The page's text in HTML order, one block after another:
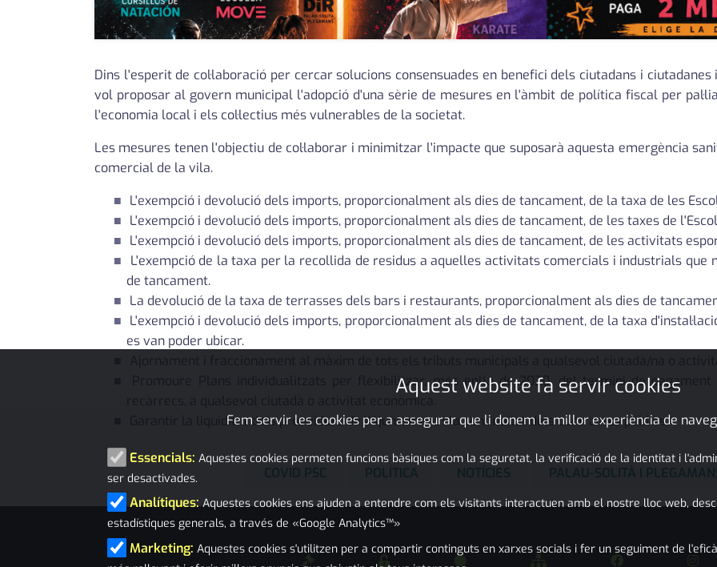
Dins l'esperit de col·laboració per cercar solucions consensuades en benefici dels ciutadans i
vol proposar al govern municipal l'adopció d'una sèrie de mesures en l'àmbit de política fiscal per
l'economia local i els col·lectius més vulnerables de la societat.
Les mesures tenen l'objectiu de col·laborar i minimitzar l'impacte que suposarà aquesta emergència
comercial de la vila.
L'exempció i devolució dels imports, proporcionalment als dies de tancament, de la taxa de les
L'exempció i devolució dels imports, proporcionalment als dies de tancament, de les taxes de
L'exempció i devolució dels imports, proporcionalment als dies de tancament, de les activitats
L'exempció de la taxa per la recollida de residus a aquelles activitats comercials i industrials que
de tancament.
La devolució de la taxa de terrasses dels bars i restaurants, proporcionalment als dies de
L'exempció i devolució dels imports, proporcionalment als dies de tancament, de la taxa
es van poder ubicar.
Promoure Plans individualitzats per flexibilitzar, més enllà de 2020, del termini de
recàrrecs, a qualsevol ciutadà o activitat econòmica.
Garantir la liquiditat dels proveïdors de l'Ajuntament i la continuïtat dels contractes públics.
COVID PSC POLÍTICA NOTÍCIES PALAU-SOLITÀ I
Aquest website fa servir cookies
Fem servir les cookies per a assegurar que li donem la millor experiència de
Essencials: Aquestes cookies permeten funcions bàsiques com la seguretat, la verificació de la identitat i
ser desactivades.
Analítiques: Aquestes cookies ens ajuden a entendre com els visitants interactuen amb el nostre lloc web,
estadístiques generals, a través de «Google Analytics™»
Marketing: Aquestes cookies s'utilitzen per a compartir continguts en xarxes socials i fer un seguiment de